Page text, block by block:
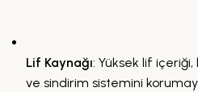
Lif Kaynağı: Yüksek lif
ve sindirim sistemini